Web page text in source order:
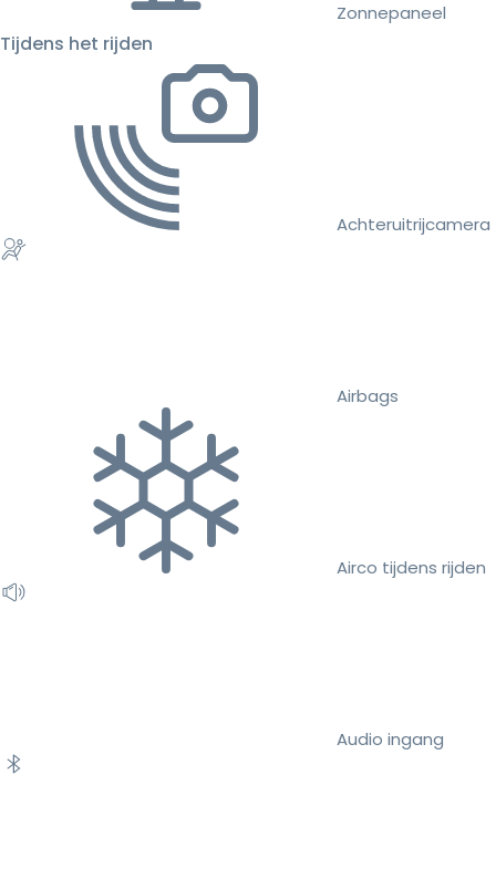
Zonnepaneel
Tijdens het rijden
Achteruitrijcamera
Airbags
Airco tijdens rijden
Audio ingang